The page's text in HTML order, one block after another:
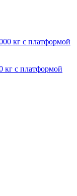
кг с платформой